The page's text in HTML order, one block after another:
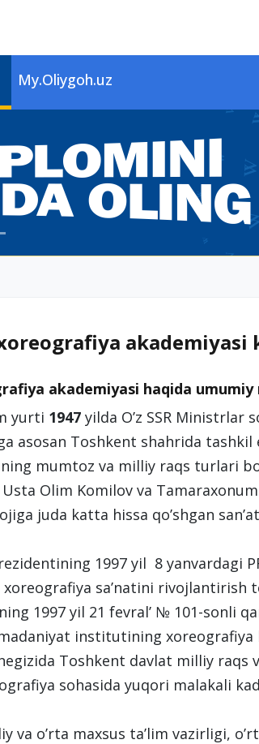
My.Oliygoh.uz
akademiyasi
akademiyasi haqida
yurti 1947 yilda O’z SSR Ministrlar
asosan Toshkent shahrida
mumtoz va milliy raqs turlari
Olim Komilov va
juda katta hissa qo’shgan
1997 yil 8 yanvardagi
sa’natini rivojlantirish
1997 yil 21 fevral’ № 101-sonli
institutining xoreografiya
Toshkent davlat milliy raqs
sohasida yuqori malakali
va o’rta maxsus ta’lim vazirligi,